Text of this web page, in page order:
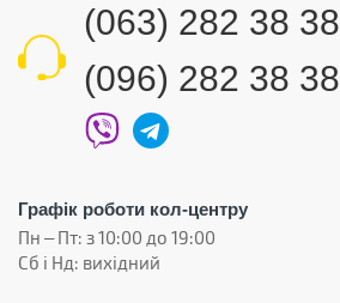
(063) 282 38 38
(096) 282 38 38
Графік роботи кол-центру
Пн – Пт: з 10:00 до 19:00
Сб і Нд: вихідний